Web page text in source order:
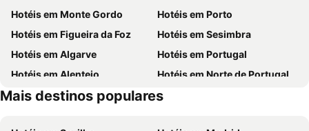
Hotéis em Monte Gordo
Hotéis em Porto
Hotéis em Figueira da Foz
Hotéis em Sesimbra
Hotéis em Algarve
Hotéis em Portugal
Hotéis em Alentejo
Hotéis em Norte de Portugal
Hotéis em Madeira
Hotéis em Espanha
Mais destinos populares